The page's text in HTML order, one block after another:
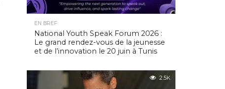
EN BREF
National Youth Speak Forum 2026 :
Le grand rendez-vous de la jeunesse
et de l’innovation le 20 juin à Tunis
2.5K